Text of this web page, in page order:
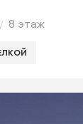
8 этаж